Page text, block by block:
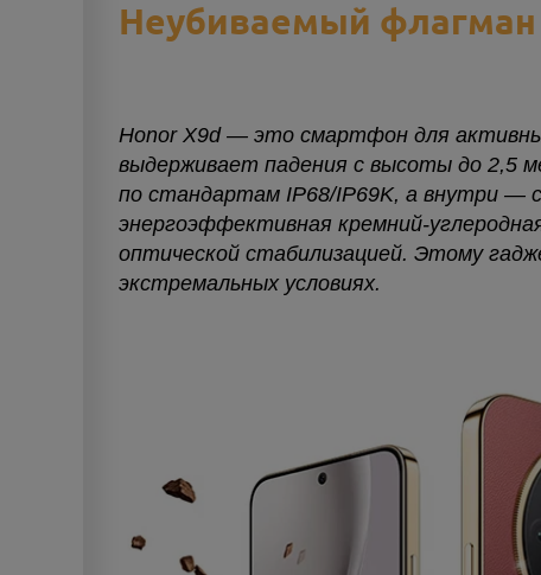
Неубиваемый
Honor X9d — это смартфон для
выдерживает падения с высоты до 2,5
по стандартам IP68/IP69K, а внутри —
энергоэффективная кремний-
оптической стабилизацией. Этому
экстремальных условиях.